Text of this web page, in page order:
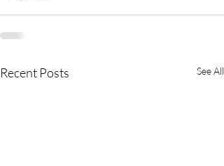
Recent Posts See All